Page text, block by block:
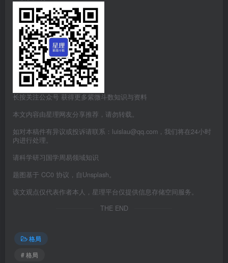
长按关注公众号 获得更多紫微斗数知识与资料
本文内容由星理网友分享推荐，请勿转载。
如对本稿件有异议或投诉请联系：luislau@qq.com，我们将在24小时
内进行处理。
请科学研习国学周易领域知识
题图基于 CC0 协议，自Unsplash。
该文观点仅代表作者本人，星理平台仅提供信息存储空间服务。
THE END
格局
# 格局